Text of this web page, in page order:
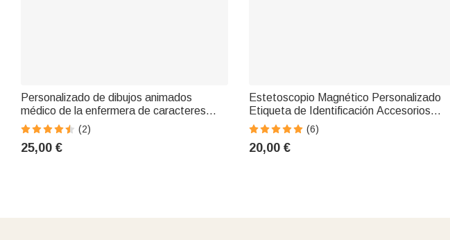
Personalizado de dibujos animados
médico de la enfermera de caracteres
estetoscopio caso con el nombre de
cumpleaños de la enfermera de
Graduación de Apreciación de Regalo
(2)
25,00 €
Estetoscopio Magnético Personalizado
Etiqueta de Identificación Accesorios
Soporte Regalo para Enfermeros Médicos
Paramédicos Veterinarios
(6)
20,00 €